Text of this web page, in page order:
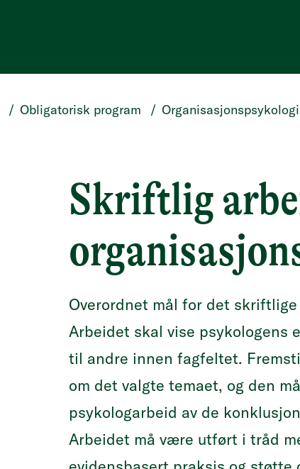
/ Obligatorisk program / Organisasjonspsykologi
Skriftlig
Overordnet mål for det
Arbeidet skal vise psykologens
til andre innen fagfeltet.
om det valgte temaet, og den
psykologarbeid av de
Arbeidet må være utført i tråd